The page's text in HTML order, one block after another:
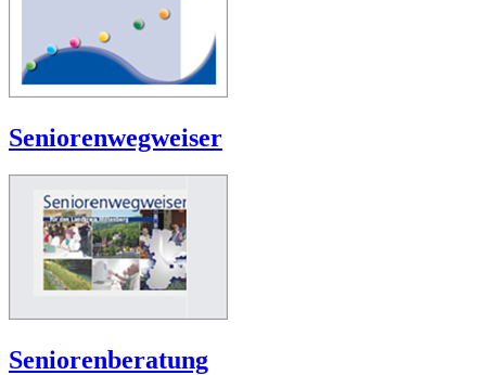
Seniorenwegweiser
Seniorenberatung